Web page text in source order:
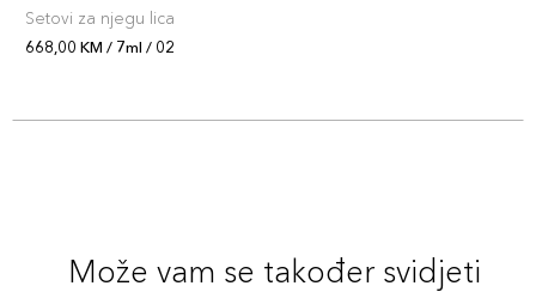
Setovi za njegu lica
668,00 KM / 7ml / 02
Može vam se također svidjeti